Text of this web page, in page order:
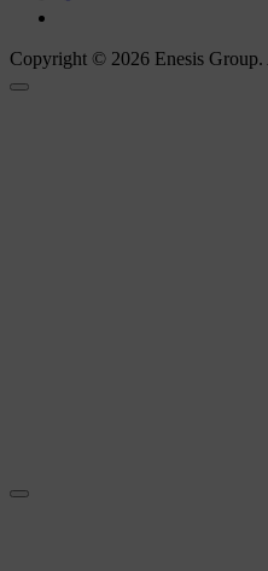
Copyright © 2026 Enesis Group.